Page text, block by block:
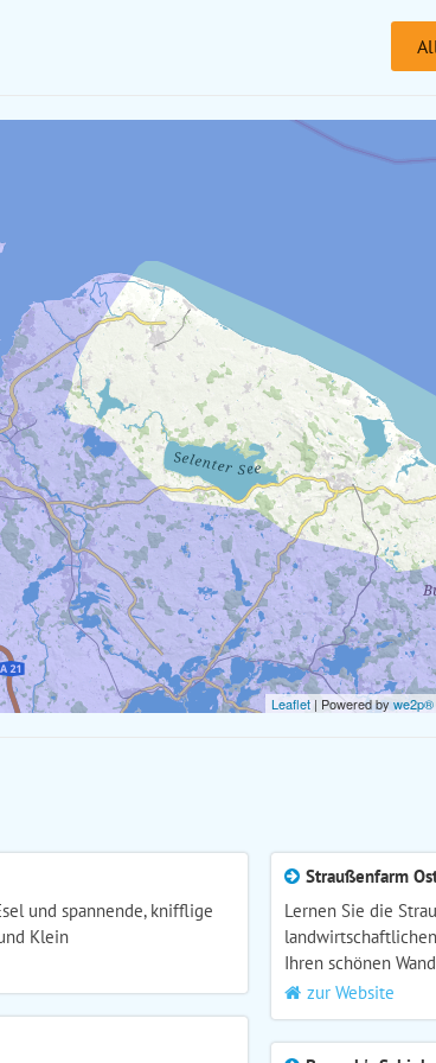
Leaflet | Powered bywe2p®
und spannende, knifflige
Klein
Straußenfarm
Lernen Sie die
Ihren schönen
zur Website